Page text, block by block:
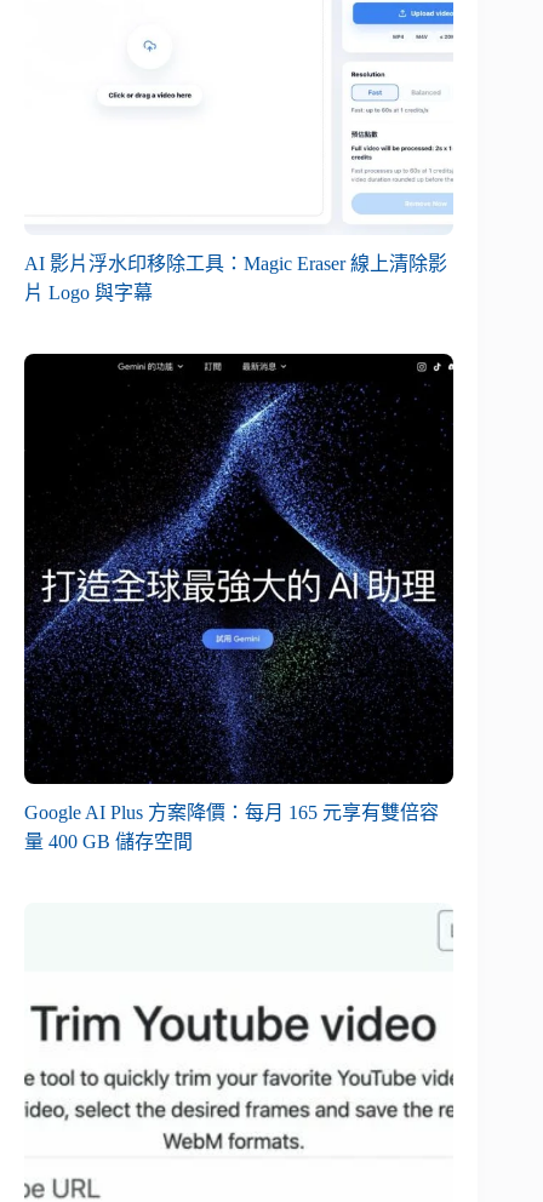
AI 影片浮水印移除工具：Magic Eraser 線上清除影
片 Logo 與字幕
Google AI Plus 方案降價：每月 165 元享有雙倍容
量 400 GB 儲存空間